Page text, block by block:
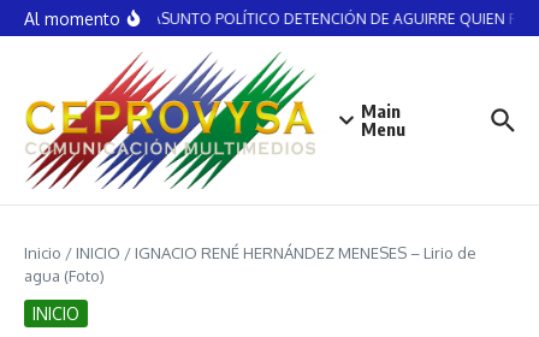
Saltar al contenido
Al momentoNO ES ASUNTO POLÍTICO DETENCIÓN DE AGUIRRE QUIEN
Main
Menu
Inicio / INICIO / IGNACIO RENÉ HERNÁNDEZ MENESES – Lirio de
agua (Foto)
INICIO